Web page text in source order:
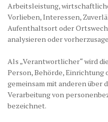
Arbeitsleistung,
Vorlieben, Interessen,
Aufenthaltsort oder
analysieren oder
Als „Verantwortlicher“ wird
Person, Behörde, Einrichtung
gemeinsam mit anderen über
Verarbeitung von
bezeichnet.